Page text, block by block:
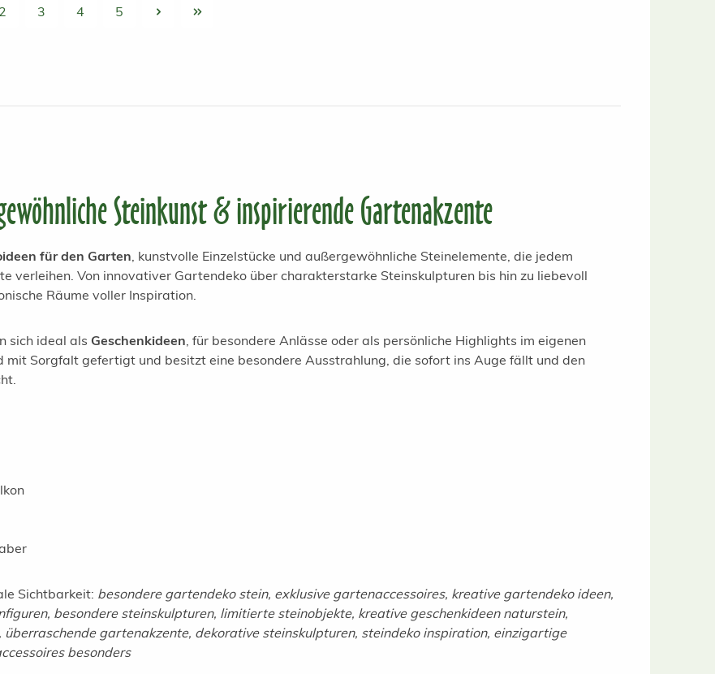
Seite
2
Seite
3
Seite
4
Seite
5
Steinkunst & inspirierende Gartenakzente
für den Garten, kunstvolle Einzelstücke und außergewöhnliche Steinelemente, die jedem
verleihen. Von innovativer Gartendeko über charakterstarke Steinskulpturen bis hin zu liebevoll
Räume voller Inspiration.
sich ideal als Geschenkideen, für besondere Anlässe oder als persönliche Highlights im eigenen
mit Sorgfalt gefertigt und besitzt eine besondere Ausstrahlung, die sofort ins Auge fällt und den
Sichtbarkeit: besondere gartendeko stein, exklusive gartenaccessoires, kreative gartendeko ideen,
besondere steinskulpturen, limitierte steinobjekte, kreative geschenkideen naturstein,
gartenakzente, dekorative steinskulpturen, steindeko inspiration, einzigartige
besonders